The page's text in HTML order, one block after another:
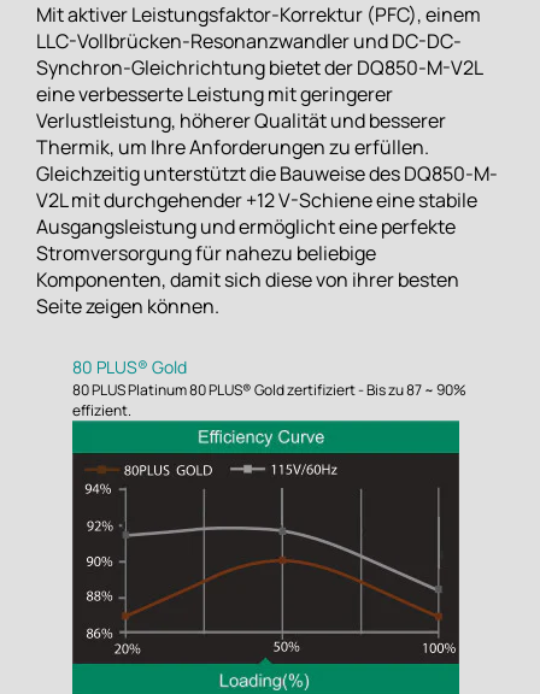
Mit aktiver Leistungsfaktor-Korrektur (PFC), einem
LLC-Vollbrücken-Resonanzwandler und DC-DC-
Synchron-Gleichrichtung bietet der DQ850-M-V2L
eine verbesserte Leistung mit geringerer
Verlustleistung, höherer Qualität und besserer
Thermik, um Ihre Anforderungen zu erfüllen.
Gleichzeitig unterstützt die Bauweise des DQ850-M-
V2L mit durchgehender +12 V-Schiene eine stabile
Ausgangsleistung und ermöglicht eine perfekte
Stromversorgung für nahezu beliebige
Komponenten, damit sich diese von ihrer besten
Seite zeigen können.
80 PLUS® Gold
80 PLUS Platinum 80 PLUS® Gold zertifiziert - Bis zu 87 ~ 90%
effizient.